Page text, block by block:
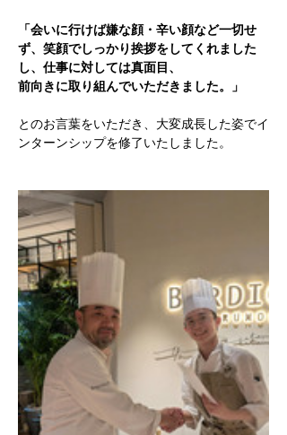
「会いに行けば嫌な顔・辛い顔など一切せ
ず、笑顔でしっかり挨拶をしてくれました
し、仕事に対しては真面目、
前向きに取り組んでいただきました。」
とのお言葉をいただき、大変成長した姿でイ
ンターンシップを修了いたしました。